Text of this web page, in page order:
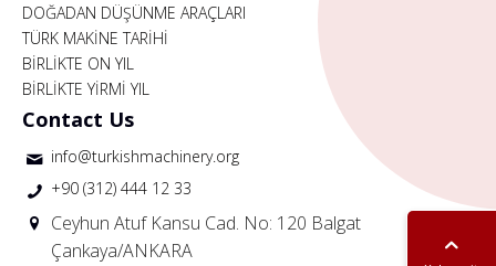
DOĞADAN DÜŞÜNME ARAÇLARI
TÜRK MAKİNE TARİHİ
BİRLİKTE ON YIL
BİRLİKTE YİRMİ YIL
Contact Us
info@turkishmachinery.org
+90 (312) 444 12 33
Ceyhun Atuf Kansu Cad. No: 120 Balgat
Çankaya/ANKARA